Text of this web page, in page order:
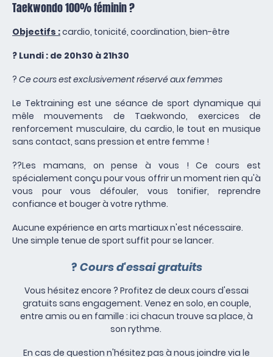
Taekwondo 100% féminin ?
Objectifs :cardio, tonicité, coordination, bien-être
? Lundi : de 20h30 à 21h30
? Ce cours est exclusivement réservé aux femmes
Le Tektraining est une séance de sport dynamique qui
mêle mouvements de Taekwondo, exercices de
renforcement musculaire, du cardio, le tout en musique
sans contact, sans pression et entre femme !
?‍?Les mamans, on pense à vous ! Ce cours est
spécialement conçu pour vous offrir un moment rien qu'à
vous pour vous défouler, vous tonifier, reprendre
confiance et bouger à votre rythme.
Aucune expérience en arts martiaux n'est nécessaire.
Une simple tenue de sport suffit pour se lancer.
? Cours d'essai gratuits
Vous hésitez encore ? Profitez de deux cours d'essai
gratuits sans engagement. Venez en solo, en couple,
entre amis ou en famille : ici chacun trouve sa place, à
son rythme.
En cas de question n'hésitez pas à nous joindre via le